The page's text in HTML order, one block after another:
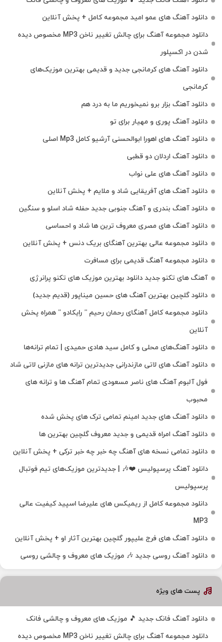
دانلود آهنگ های عمو امید مجموعه کامل + پخش آنلاین
دانلود مجموعه آهنگ برای چالش تغییر ناخن MP3 مخصوص دیده
شدن در اکسپلور
دانلود آهنگ‌ های کرمانجی جدید و قدیمی بهترین موزیک‌های
کرمانجی
دانلود آهنگ بزار برو نمیخوریم ما به درد هم
دانلود آهنگ پوری و مهیار برای تو
دانلود آهنگ های اهورا ابوالحسنی آرشیو کامل Mp3 اصلی
دانلود آهنگ اردلان دو قطبی
دانلود آهنگ های علی نواب
دانلود آهنگ های آفریقایی شاد و ملایم + پخش آنلاین
دانلود آهنگ بندری و آهنگ جنوبی جدید حفله شاد اسلو و سنگین
دانلود آهنگ های مصری معروف ترین ها شاد و احساسی
دانلود مجموعه عالی بهترین آهنگای بریک دنس + پخش آنلاین
دانلود مجموعه آهنگ قدیمی برای مسافرت
آهنگ های تکنو جدید دانلود بهترین موزیک های تکنو پرانرژی
دانلود گلچین بهترین آهنگ های حسین میناپور (قدیم جدید)
دانلود مجموعه کامل آهنگای رحمان رحیم ” رایکادو ” همراه پخش
آنلاین
دانلود آهنگ‌های محلی و کامل سید هادی حمیدی | تمام ترانه‌ها
دانلود آهنگ‌ های لاتی مازندرانی جدیدترین ترانه های مازنی لاتی شاد
فول آلبوم آهنگ‌ های ناصر مسعودی تمام آهنگ‌ ها و ترانه‌ های
محبوب
دانلود آهنگ های جدید امینم تمامی ترک های پخش شده
دانلود آهنگ امراه قدیمی و جدید معروف گلچین بهترین ها
دانلود تمامی نسخه های آهنگ چه خبر چه خبر ترکی + پخش آنلاین
دانلود آهنگ پرسپولیس ❤️🎶 | جدیدترین موزیک‌های تیم فوتبال
پرسپولیس
دانلود مجموعه کامل از ریمیکس های علیرضا اسپید کیفیت عالی
MP3
دانلود آهنگ های فرج علیپور گلچین بهترین آثار او + پخش آنلاین
دانلود آهنگ روسی جدید 🎶 موزیک‌ های معروف و چالشی روسی
پست های ویژه
دانلود آهنگ فانک جدید 🎵 موزیک‌ های معروف و چالشی فانک
دانلود مجموعه آهنگ برای چالش تغییر ناخن MP3 مخصوص دیده